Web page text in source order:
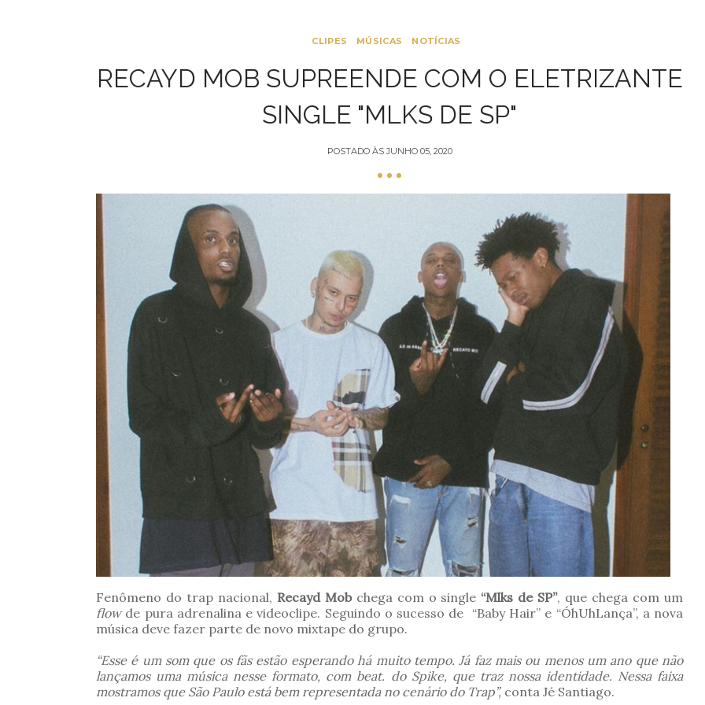
CLIPES MÚSICAS NOTÍCIAS
RECAYD MOB SUPREENDE COM O ELETRIZANTE
SINGLE "MLKS DE SP"
POSTADO ÀSJUNHO 05, 2020
Fenômeno do trap nacional, Recayd Mobchega com o single “Mlks de SP”, que chega com um
flow de pura adrenalina e videoclipe. Seguindo o sucesso de “Baby Hair” e “ÓhUhLança”, a nova
música deve fazer parte de novo mixtape do grupo.
“Esse é um som que os fãs estão esperando há muito tempo. Já faz mais ou menos um ano que não
lançamos uma música nesse formato, com beat. do Spike, que traz nossa identidade. Nessa faixa
mostramos que São Paulo está bem representada no cenário do Trap”, conta Jé Santiago.